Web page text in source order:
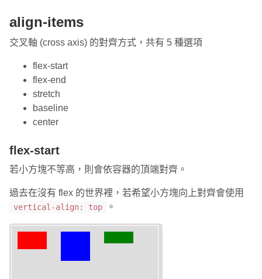
align-items
交叉軸 (cross axis) 的對齊方式，共有 5 種選項
flex-start
flex-end
stretch
baseline
center
flex-start
若小方塊不等高，則會依容器的頂端對齊。
過去在沒有 flex 的世界裡，若希望小方塊向上對齊會使用
vertical-align: top 。